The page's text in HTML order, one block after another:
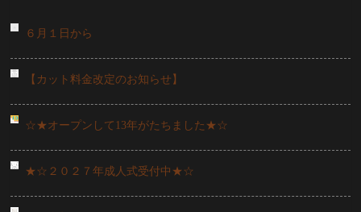
６月１日から
【カット料金改定のお知らせ】
☆★オープンして13年がたちました★☆
★☆２０２７年成人式受付中★☆